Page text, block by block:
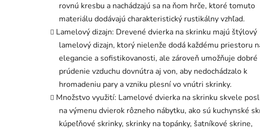
rovnú kresbu a nachádzajú sa na ňom hrče, ktoré tomuto
materiálu dodávajú charakteristický rustikálny vzhľad.
Lamelový dizajn: Drevené dvierka na skrinku majú štýlový
lamelový dizajn, ktorý nielenže dodá každému priestoru
elegancie a sofistikovanosti, ale zároveň umožňuje dobré
prúdenie vzduchu dovnútra aj von, aby nedochádzalo k
hromadeniu pary a vzniku plesní vo vnútri skrinky.
Množstvo využití: Lamelové dvierka na skrinku skvele
na výmenu dvierok rôzneho nábytku, ako sú kuchynské
kúpeľňové skrinky, skrinky na topánky, šatníkové skrine,